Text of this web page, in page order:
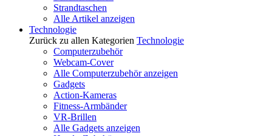
Strandtaschen
Alle Artikel anzeigen
Technologie
Zurück zu allen Kategorien Technologie
Computerzubehör
Webcam-Cover
Alle Computerzubehör anzeigen
Gadgets
Action-Kameras
Fitness-Armbänder
VR-Brillen
Alle Gadgets anzeigen